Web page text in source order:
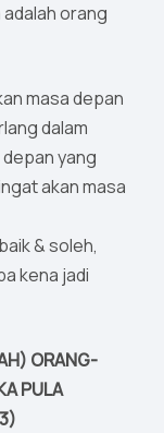
orang
masa depan
dalam
yang
akan masa
& soleh,
kena jadi
ORANG-
PULA